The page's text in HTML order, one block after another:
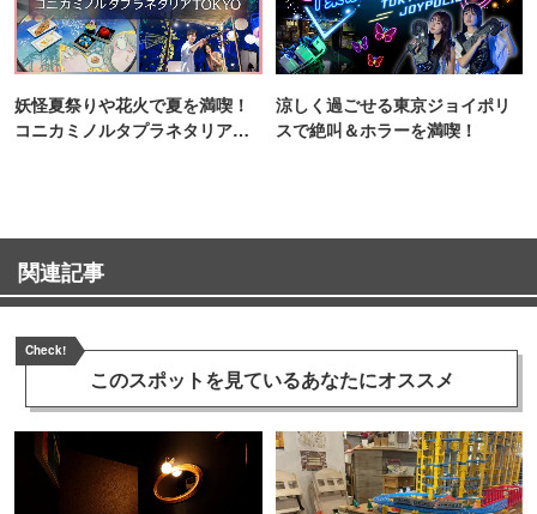
妖怪夏祭りや花火で夏を満喫！
コニカミノルタプラネタリア
涼しく過ごせる東京ジョイポリ
スで絶叫＆ホラーを満喫！
関連記事
Check!
このスポットを見ているあなたにオススメ